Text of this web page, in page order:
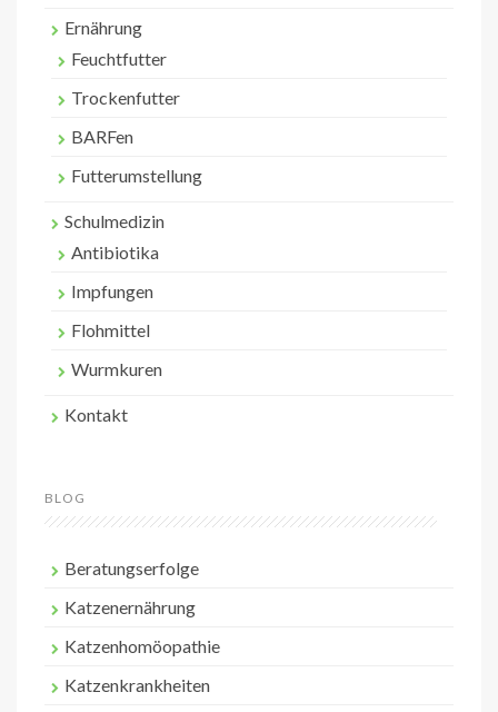
Ernährung
Feuchtfutter
Trockenfutter
BARFen
Futterumstellung
Schulmedizin
Antibiotika
Impfungen
Flohmittel
Wurmkuren
Kontakt
BLOG
Beratungserfolge
Katzenernährung
Katzenhomöopathie
Katzenkrankheiten